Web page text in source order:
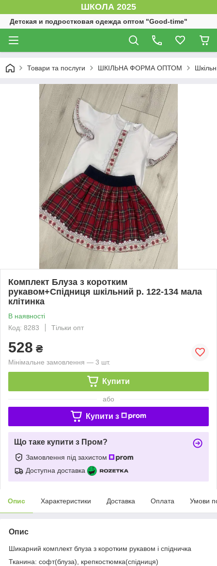
ШКОЛА 2025
Детская и подростковая одежда оптом "Good-time"
Товари та послуги ШКІЛЬНА ФОРМА ОПТОМ
Комплект Блуза з коротким
рукавом+Спідниця шкільний р. 122-134 мала
клітинка
В наявності
Код: 8283
Тільки опт
528 ₴
Мінімальне замовлення — 3 шт.
Купити
або
Купити з
Що таке купити з Пром?
Замовлення під захистом
Доступна доставка
Опис Характеристики Доставка Оплата Умови
Опис
Шикарний комплект блуза з коротким рукавом і спідничка
Тканина: софт(блуза), крепкостюмка(спідниця)